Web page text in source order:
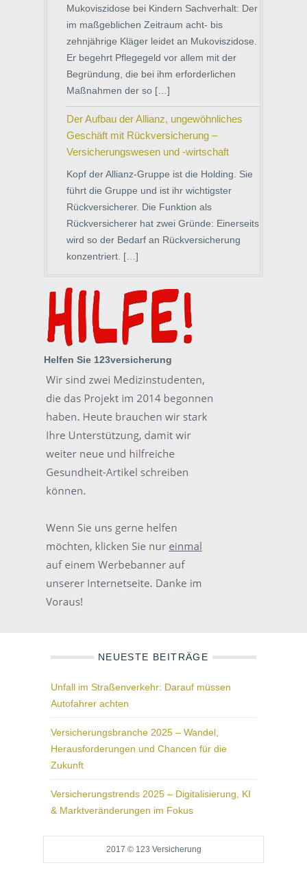
Mukoviszidose bei Kindern Sachverhalt: Der
im maßgeblichen Zeitraum acht- bis
zehnjährige Kläger leidet an Mukoviszidose.
Er begehrt Pflegegeld vor allem mit der
Begründung, die bei ihm erforderlichen
Maßnahmen der so […]
Der Aufbau der Allianz, ungewöhnliches
Geschäft mit Rückversicherung –
Versicherungswesen und -wirtschaft
Kopf der Allianz-Gruppe ist die Holding. Sie
führt die Gruppe und ist ihr wichtigster
Rückversicherer. Die Funktion als
Rückversicherer hat zwei Gründe: Einerseits
wird so der Bedarf an Rückversicherung
konzentriert. […]
Helfen Sie 123versicherung
NEUESTE BEITRÄGE
Unfall im Straßenverkehr: Darauf müssen
Autofahrer achten
Versicherungsbranche 2025 – Wandel,
Herausforderungen und Chancen für die
Zukunft
Versicherungstrends 2025 – Digitalisierung, KI
& Marktveränderungen im Fokus
2017 © 123 Versicherung